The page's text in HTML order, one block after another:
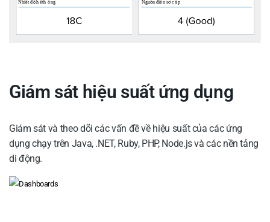
Giám sát hiệu suất ứng dụng
Giám sát và theo dõi các vấn đề về hiệu suất của các ứng
dụng chạy trên Java, .NET, Ruby, PHP, Node.js và các nền tảng
di động.